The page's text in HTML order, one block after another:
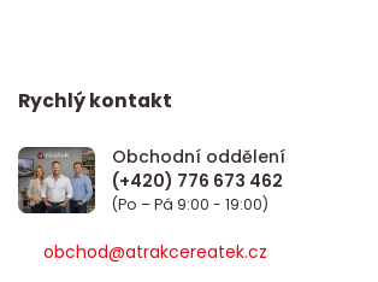
Rychlý kontakt
Obchodní oddělení
(Po – Pá 9:00 - 19:00)
obchod@atrakcereatek.cz